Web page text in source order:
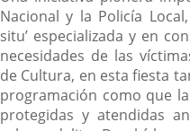
Nacional y la Policía
situ’ especializada y en
necesidades de las
de Cultura, en esta fiesta
programación como que
protegidas y atendidas